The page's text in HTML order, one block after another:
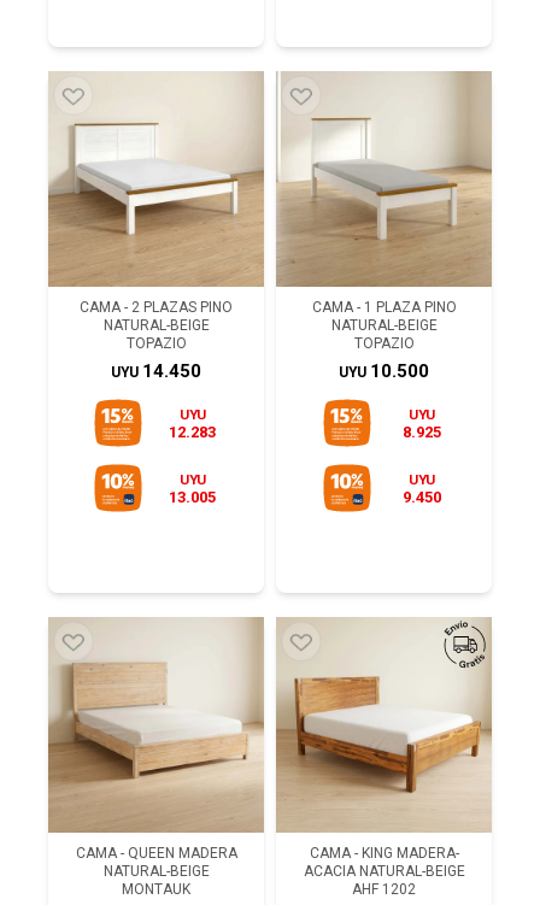
CAMA - 2 PLAZAS PINO
NATURAL-BEIGE
TOPAZIO
UYU 14.450
UYU
12.283
UYU
13.005
CAMA - 1 PLAZA PINO
NATURAL-BEIGE
TOPAZIO
UYU 10.500
UYU
8.925
UYU
9.450
CAMA - QUEEN MADERA
NATURAL-BEIGE
MONTAUK
CAMA - KING MADERA-
ACACIA NATURAL-BEIGE
AHF 1202